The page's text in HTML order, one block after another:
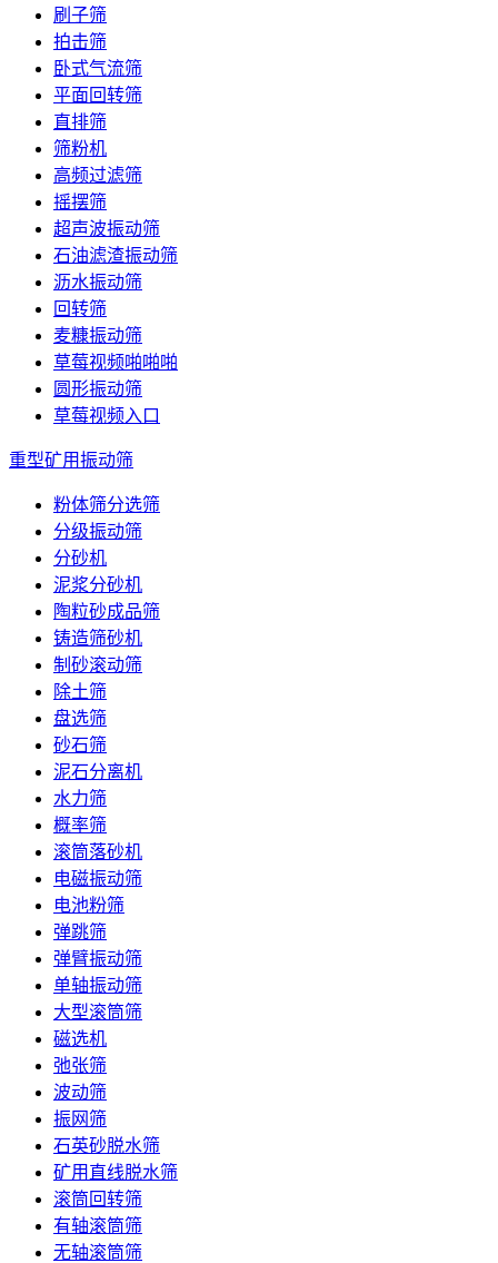
刷子筛
拍击筛
卧式气流筛
平面回转筛
直排筛
筛粉机
高频过滤筛
摇摆筛
超声波振动筛
石油滤渣振动筛
沥水振动筛
回转筛
麦糠振动筛
草莓视频啪啪啪
圆形振动筛
草莓视频入口
重型矿用振动筛
粉体筛分选筛
分级振动筛
分砂机
泥浆分砂机
陶粒砂成品筛
铸造筛砂机
制砂滚动筛
除土筛
盘选筛
砂石筛
泥石分离机
水力筛
概率筛
滚筒落砂机
电磁振动筛
电池粉筛
弹跳筛
弹臂振动筛
单轴振动筛
大型滚筒筛
磁选机
弛张筛
波动筛
振网筛
石英砂脱水筛
矿用直线脱水筛
滚筒回转筛
有轴滚筒筛
无轴滚筒筛